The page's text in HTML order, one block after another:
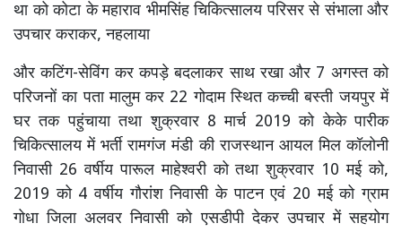
था को कोटा के महाराव भीमसिंह चिकित्सालय परिसर से संभाला और
उपचार कराकर, नहलाया
और कटिंग-सेविंग कर कपड़े बदलाकर साथ रखा और 7 अगस्त को
परिजनों का पता मालुम कर 22 गोदाम स्थित कच्ची बस्ती जयपुर में
घर तक पहुंचाया तथा शुक्रवार 8 मार्च 2019 को केके पारीक
चिकित्सालय में भर्ती रामगंज मंडी की राजस्थान आयल मिल कॉलोनी
निवासी 26 वर्षीय पारूल माहेश्वरी को तथा शुक्रवार 10 मई को,
2019 को 4 वर्षीय गौरांश निवासी के पाटन एवं 20 मई को ग्राम
गोधा जिला अलवर निवासी को एसडीपी देकर उपचार में सहयोग